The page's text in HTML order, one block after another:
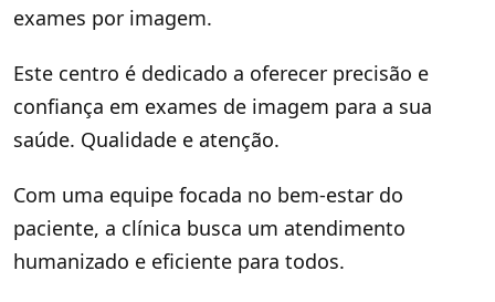
exames por imagem.
Este centro é dedicado a oferecer precisão e
confiança em exames de imagem para a sua
saúde. Qualidade e atenção.
Com uma equipe focada no bem-estar do
paciente, a clínica busca um atendimento
humanizado e eficiente para todos.